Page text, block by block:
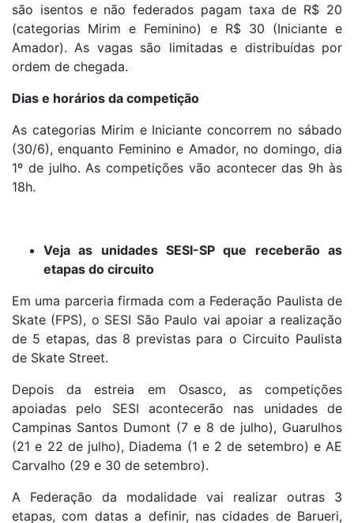
são isentos e não federados pagam taxa de R$ 20
(categorias Mirim e Feminino) e R$ 30 (Iniciante e
Amador). As vagas são limitadas e distribuídas por
ordem de chegada.
Dias e horários da competição
As categorias Mirim e Iniciante concorrem no sábado
(30/6), enquanto Feminino e Amador, no domingo, dia
1º de julho. As competições vão acontecer das 9h às
18h.
Veja as unidades SESI-SP que receberão as
etapas do circuito
Em uma parceria firmada com a Federação Paulista de
Skate (FPS), o SESI São Paulo vai apoiar a realização
de 5 etapas, das 8 previstas para o Circuito Paulista
de Skate Street.
Depois da estreia em Osasco, as competições
apoiadas pelo SESI acontecerão nas unidades de
Campinas Santos Dumont (7 e 8 de julho), Guarulhos
(21 e 22 de julho), Diadema (1 e 2 de setembro) e AE
Carvalho (29 e 30 de setembro).
A Federação da modalidade vai realizar outras 3
etapas, com datas a definir, nas cidades de Barueri,